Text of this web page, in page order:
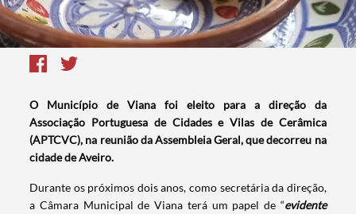
O Município de Viana foi eleito para a direção da
Associação Portuguesa de Cidades e Vilas de Cerâmica
(APTCVC), na reunião da Assembleia Geral, que decorreu na
cidade de Aveiro.
Durante os próximos dois anos, como secretária da direção,
a Câmara Municipal de Viana terá um papel de “evidente